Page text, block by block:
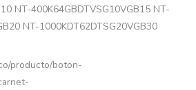
NT-400K64GBDTVSG10VGB15 NT-
NT-1000KDT62DTSG20VGB30
producto/boton-